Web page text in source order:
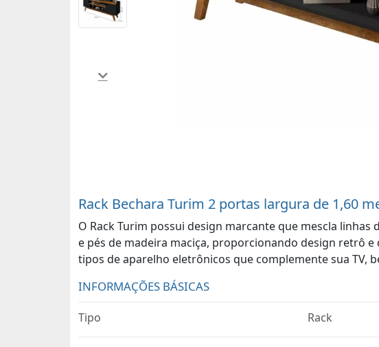
Rack Bechara Turim 2 portas largura de 1,60
O Rack Turim possui design marcante que mescla
e pés de madeira maciça, proporcionando design retrô
tipos de aparelho eletrônicos que complemente sua TV,
INFORMAÇÕES BÁSICAS
Tipo Rack